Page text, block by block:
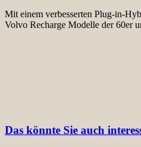
Mit einem verbesserten Plug-in-
Volvo Recharge Modelle der 60er
Das könnte Sie auch